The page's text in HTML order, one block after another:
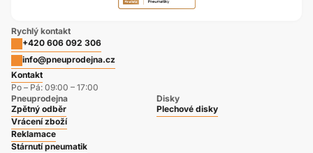
Rychlý kontakt
+420 606 092 306
info@pneuprodejna.cz
Kontakt
Po – Pá: 09:00 – 17:00
Pneuprodejna
Zpětný odběr
Vrácení zboží
Reklamace
Stárnutí pneumatik
Disky
Plechové disky